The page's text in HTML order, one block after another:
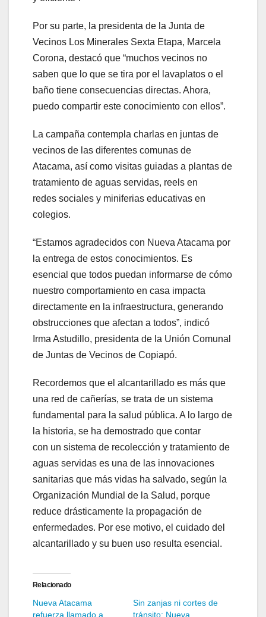
Por su parte, la presidenta de la Junta de
Vecinos Los Minerales Sexta Etapa, Marcela
Corona, destacó que “muchos vecinos no
saben que lo que se tira por el lavaplatos o el
baño tiene consecuencias directas. Ahora,
puedo compartir este conocimiento con ellos”.
La campaña contempla charlas en juntas de
vecinos de las diferentes comunas de
Atacama, así como visitas guiadas a plantas de
tratamiento de aguas servidas, reels en
redes sociales y miniferias educativas en
colegios.
“Estamos agradecidos con Nueva Atacama por
la entrega de estos conocimientos. Es
esencial que todos puedan informarse de cómo
nuestro comportamiento en casa impacta
directamente en la infraestructura, generando
obstrucciones que afectan a todos”, indicó
Irma Astudillo, presidenta de la Unión Comunal
de Juntas de Vecinos de Copiapó.
Recordemos que el alcantarillado es más que
una red de cañerías, se trata de un sistema
fundamental para la salud pública. A lo largo de
la historia, se ha demostrado que contar
con un sistema de recolección y tratamiento de
aguas servidas es una de las innovaciones
sanitarias que más vidas ha salvado, según la
Organización Mundial de la Salud, porque
reduce drásticamente la propagación de
enfermedades. Por ese motivo, el cuidado del
alcantarillado y su buen uso resulta esencial.
Relacionado
Nueva Atacama
refuerza llamado a
Sin zanjas ni cortes de
tránsito: Nueva